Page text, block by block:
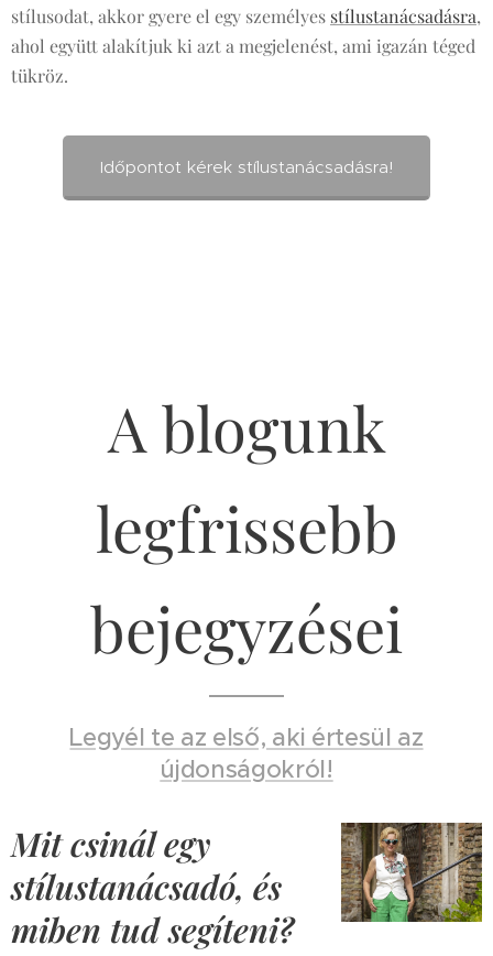
stílusodat, akkor gyere el egy személyes stílustanácsadásra,
ahol együtt alakítjuk ki azt a megjelenést, ami igazán téged
tükröz.
Időpontot kérek stílustanácsadásra!
A blogunk
legfrissebb
bejegyzései
Legyél te az első, aki értesül az
újdonságokról!
Mit csinál egy
stílustanácsadó, és
miben tud segíteni?